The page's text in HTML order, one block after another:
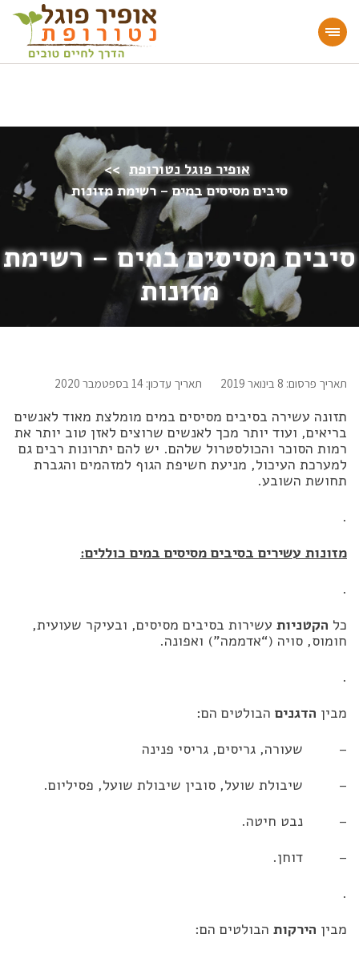
מעוניינים להעמיק או להתחיל דרך חיים בריאה?
הצטרפו לאתר!
אופיר פוגל נטורופת >>
סיבים מסיסים במים – רשימת מזונות
סיבים מסיסים במים – רשימת
מזונות
תאריך פרסום: 8 בינואר 2019 תאריך עדכון: 14 בספטמבר 2020
תזונה עשירה בסיבים מסיסים במים מומלצת מאוד לאנשים
בריאים, ועוד יותר מכך לאנשים שרוצים לאזן טוב יותר את
רמות הסוכר והכולסטרול שלהם. יש להם יתרונות רבים גם
למערכת העיכול, מניעת חשיפת הגוף למזהמים והגברת
תחושת השובע.
.
מזונות עשירים בסיבים מסיסים במים כוללים:
.
כל הקטניות עשירות בסיבים מסיסים, ובעיקר שעועית,
חומוס, סויה (“אדממה”) ואפונה.
.
מבין הדגנים הבולטים הם:
– שעורה, גריסים, גריסי פנינה
– שיבולת שועל, סובין שיבולת שועל, פסיליום.
– נבט חיטה.
– דוחן.
.
מבין הירקות הבולטים הם: